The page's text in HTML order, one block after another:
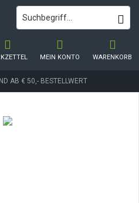
AB € 50,- BESTELLWERT
WARENKORB
MEIN KONTO